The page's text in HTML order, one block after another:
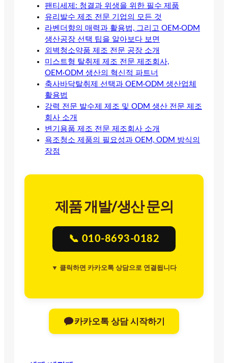
팬티세제: 청결과 위생을 위한 필수 제품
유리발수 제조 전문 기업의 모든 것
라벤더향의 매력과 활용법, 그리고 OEM·ODM
생산공장 선택 팁을 알아보다 보면
외벽청소약품 제조 전문 공장 소개
미스트형 탈취제 제조 전문 제조회사,
OEM·ODM 생산의 혁신적 파트너
축사바닥탈취제 선택과 OEM·ODM 생산업체
활용법
강력 전문 발수제 제조 및 ODM 생산 전문 제조
회사 소개
변기용품 제조 전문 제조회사 소개
욕조청소 제품의 필요성과 OEM, ODM 방식의
장점
제품 개발/생산 문의
📞 010-8693-0182
▼ 클릭하면 카카오톡 상담으로 연결됩니다
카카오톡 상담 시작하기